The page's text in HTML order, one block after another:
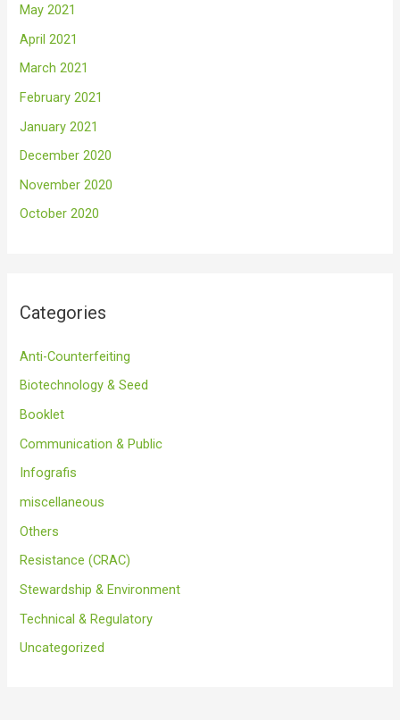
May 2021
April 2021
March 2021
February 2021
January 2021
December 2020
November 2020
October 2020
Categories
Anti-Counterfeiting
Biotechnology & Seed
Booklet
Communication & Public
Infografis
miscellaneous
Others
Resistance (CRAC)
Stewardship & Environment
Technical & Regulatory
Uncategorized